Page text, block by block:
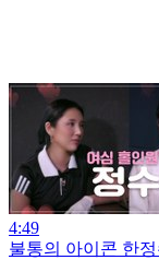
4:49
불통의 아이콘 한